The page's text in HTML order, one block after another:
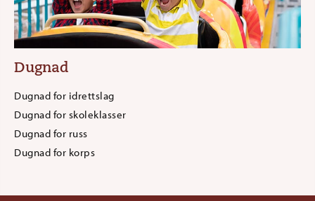
Dugnad
Dugnad for idrettslag
Dugnad for skoleklasser
Dugnad for russ
Dugnad for korps